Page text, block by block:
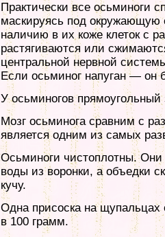
Практически все осьминоги
маскируясь под окружающую
наличию в их коже клеток с
растягиваются или
центральной нервной
Если осьминог напуган — он
У осьминогов прямоугольный
Мозг осьминога сравним с
является одним из самых
Осьминоги чистоплотны.
воды из воронки, а объедки
кучу.
Одна присоска на щупальцах
в 100 грамм.